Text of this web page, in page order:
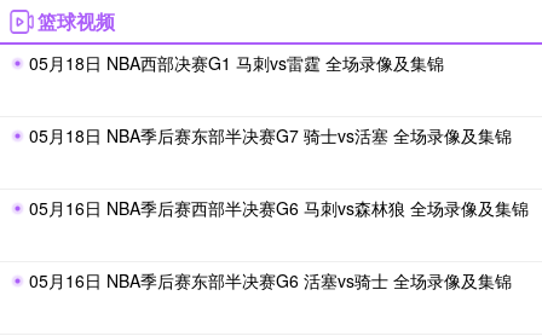
篮球视频
05月18日 NBA西部决赛G1 马刺vs雷霆 全场录像及集锦
05月18日 NBA季后赛东部半决赛G7 骑士vs活塞 全场录像及集锦
05月16日 NBA季后赛西部半决赛G6 马刺vs森林狼 全场录像及集锦
05月16日 NBA季后赛东部半决赛G6 活塞vs骑士 全场录像及集锦